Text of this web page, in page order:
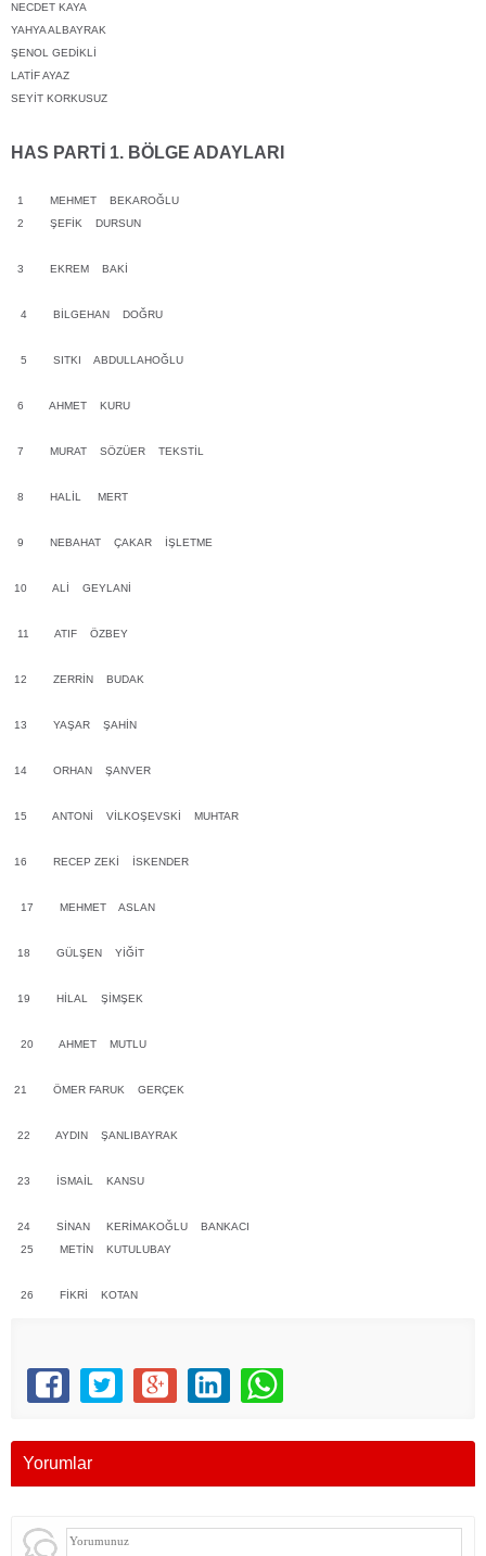
NECDET KAYA
YAHYA ALBAYRAK
ŞENOL GEDİKLİ
LATİF AYAZ
SEYİT KORKUSUZ
HAS PARTİ 1. BÖLGE ADAYLARI
1 MEHMET BEKAROĞLU
2 ŞEFİK DURSUN
3 EKREM BAKİ
4 BİLGEHAN DOĞRU
5 SITKI ABDULLAHOĞLU
6 AHMET KURU
7 MURAT SÖZÜER TEKSTİL
8 HALİL MERT
9 NEBAHAT ÇAKAR İŞLETME
10 ALİ GEYLANİ
11 ATIF ÖZBEY
12 ZERRİN BUDAK
13 YAŞAR ŞAHİN
14 ORHAN ŞANVER
15 ANTONİ VİLKOŞEVSKİ MUHTAR
16 RECEP ZEKİ İSKENDER
17 MEHMET ASLAN
18 GÜLŞEN YİĞİT
19 HİLAL ŞİMŞEK
20 AHMET MUTLU
21 ÖMER FARUK GERÇEK
22 AYDIN ŞANLIBAYRAK
23 İSMAİL KANSU
24 SİNAN KERİMAKOĞLU BANKACI
25 METİN KUTULUBAY
26 FİKRİ KOTAN
Yorumlar